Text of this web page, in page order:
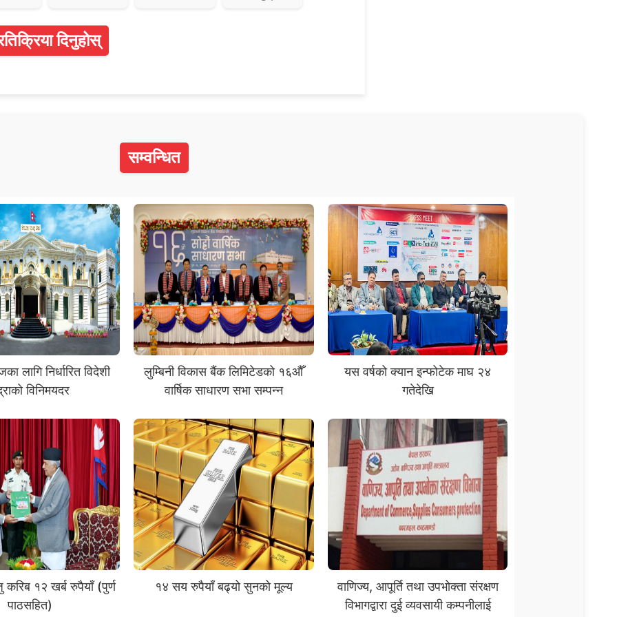
दिनुहोस्
सम्वन्धित
लागि निर्धारित विदेशी
विनिमयदर
लुम्बिनी विकास बैंक लिमिटेडको १६औँ
वार्षिक साधारण सभा सम्पन्न
यस वर्षको क्यान इन्फोटेक माघ २४
गतेदेखि
करिब १२ खर्ब रुपैयाँ (पुर्ण
पाठसहित)
१४ सय रुपैयाँ बढ्यो सुनको मूल्य
वाणिज्य, आपूर्ति तथा उपभोक्ता संरक्षण
विभागद्वारा दुई व्यवसायी कम्पनीलाई